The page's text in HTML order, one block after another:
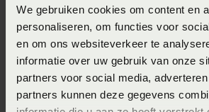
We gebruiken cookies om content en
personaliseren, om functies voor
en om ons websiteverkeer te
informatie over uw gebruik van onze
partners voor social media,
partners kunnen deze gegevens
Specificaties
Artikelnummer
8715944620789